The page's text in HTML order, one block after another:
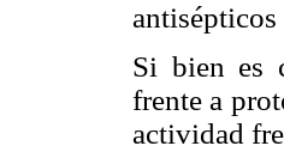
Si bien es
frente a
actividad